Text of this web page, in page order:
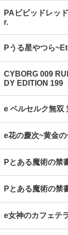
PAビビッドレッ
r.
Pうる星やつら
CYBORG 009
DY EDITION 199
e ベルセルク無双
e花の慶次~黄金
Pとある魔術の禁
Pとある魔術の禁
e女神のカフェテ